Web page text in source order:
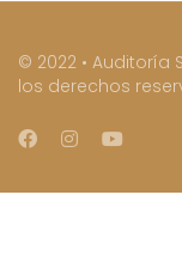
© 2022 • Auditoría
los derechos